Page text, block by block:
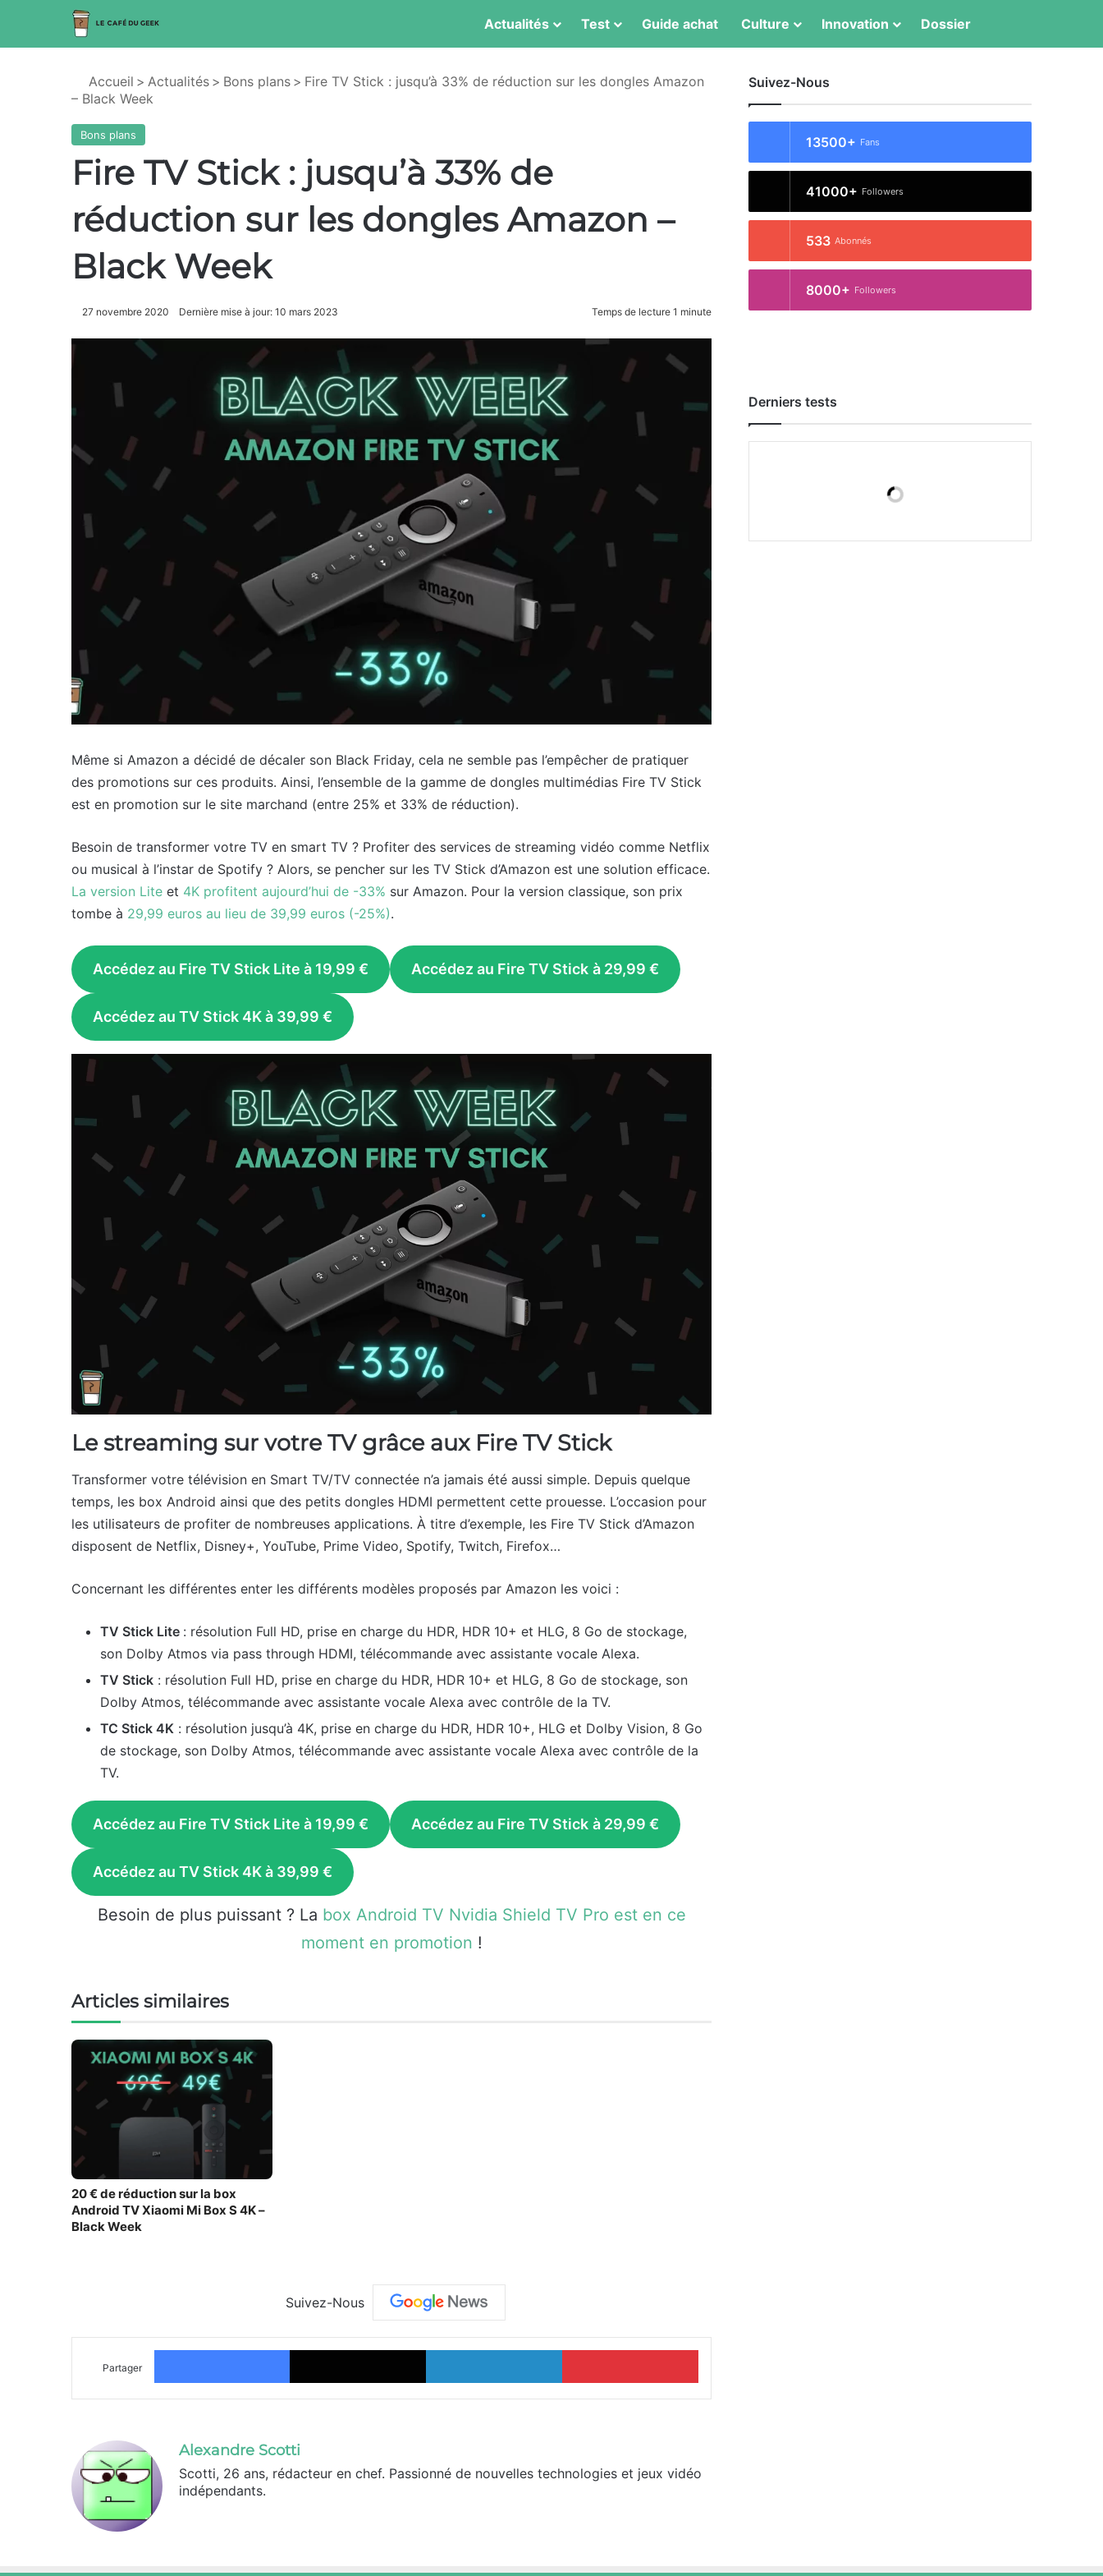
Actualités Test Guide achat Culture Innovation Dossier
Accueil > Actualités > Bons plans > Fire TV Stick : jusqu’à 33% de réduction sur les dongles Amazon
– Black Week
Bons plans
Fire TV Stick : jusqu’à 33% de
réduction sur les dongles Amazon –
Black Week
27 novembre 2020 Dernière mise à jour: 10 mars 2023 Temps de lecture 1 minute
Même si Amazon a décidé de décaler son Black Friday, cela ne semble pas l’empêcher de pratiquer
des promotions sur ces produits. Ainsi, l’ensemble de la gamme de dongles multimédias Fire TV Stick
est en promotion sur le site marchand (entre 25% et 33% de réduction).
Besoin de transformer votre TV en smart TV ? Profiter des services de streaming vidéo comme Netflix
ou musical à l’instar de Spotify ? Alors, se pencher sur les TV Stick d’Amazon est une solution efficace.
La version Lite et 4K profitent aujourd’hui de -33% sur Amazon. Pour la version classique, son prix
tombe à 29,99 euros au lieu de 39,99 euros (-25%).
Accédez au Fire TV Stick Lite à 19,99 € Accédez au Fire TV Stick à 29,99 €
Accédez au TV Stick 4Kà 39,99 €
Le streaming sur votre TV grâce aux Fire TV Stick
Transformer votre télévision en Smart TV/TV connectée n’a jamais été aussi simple. Depuis quelque
temps, les box Android ainsi que des petits dongles HDMI permettent cette prouesse. L’occasion pour
les utilisateurs de profiter de nombreuses applications. À titre d’exemple, les Fire TV Stick d’Amazon
disposent de Netflix, Disney+, YouTube, Prime Video, Spotify, Twitch, Firefox…
Concernant les différentes enter les différents modèles proposés par Amazon les voici :
TV Stick Lite : résolution Full HD, prise en charge du HDR, HDR 10+ et HLG, 8 Go de stockage,
son Dolby Atmos via pass through HDMI, télécommande avec assistante vocale Alexa.
TV Stick : résolution Full HD, prise en charge du HDR, HDR 10+ et HLG, 8 Go de stockage, son
Dolby Atmos, télécommande avec assistante vocale Alexa avec contrôle de la TV.
TC Stick 4K : résolution jusqu’à 4K, prise en charge du HDR, HDR 10+, HLG et Dolby Vision, 8 Go
de stockage, son Dolby Atmos, télécommande avec assistante vocale Alexa avec contrôle de la
TV.
Accédez au Fire TV Stick Lite à 19,99 € Accédez au Fire TV Stick à 29,99 €
Accédez au TV Stick 4Kà 39,99 €
Besoin de plus puissant ? La box Android TV Nvidia Shield TV Pro est en ce
moment en promotion !
Articles similaires
20 € de réduction sur la box
Android TV Xiaomi Mi Box S 4K –
Black Week
Suivez-Nous
Partager
Facebook X Linkedin Pinterest
Alexandre Scotti
Scotti, 26 ans, rédacteur en chef. Passionné de nouvelles technologies et jeux vidéo
indépendants.
Suivez-Nous
13500+ Fans
41000+ Followers
533 Abonnés
8000+ Followers
Derniers tests